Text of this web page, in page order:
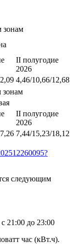
зонам
II полугодие
2026
4,46/10,66/12,68
II полугодие
2026
7,44/15,23/18,12
следующим
21:00 до 23:00
час (кВт.ч).